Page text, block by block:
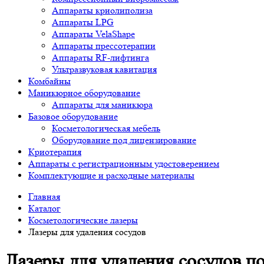
Аппараты криолиполиза
Аппараты LPG
Аппараты VelaShape
Аппараты прессотерапии
Аппараты RF-лифтинга
Ультразвуковая кавитация
Комбайны
Маникюрное оборудование
Аппараты для маникюра
Базовое оборудование
Косметологическая мебель
Оборудование под лицензирование
Криотерапия
Аппараты c регистрационным удостоверением
Комплектующие и расходные материалы
Главная
Каталог
Косметологические лазеры
Лазеры для удаления сосудов